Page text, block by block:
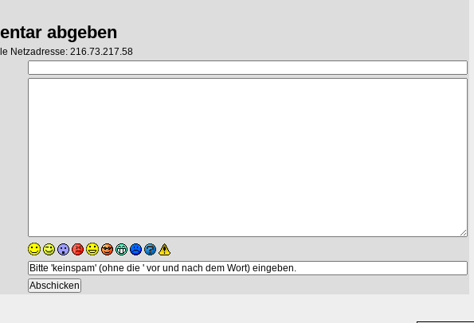
abgeben
Netzadresse: 216.73.217.58